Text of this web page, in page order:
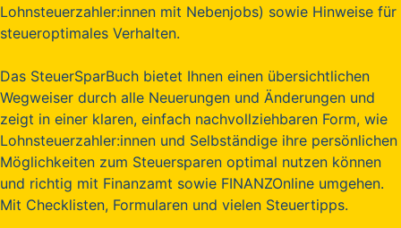
Lohnsteuerzahler:innen mit Nebenjobs) sowie Hinweise für
steueroptimales Verhalten.
Das SteuerSparBuch bietet Ihnen einen übersichtlichen
Wegweiser durch alle Neuerungen und Änderungen und
zeigt in einer klaren, einfach nachvollziehbaren Form, wie
Lohnsteuerzahler:innen und Selbständige ihre persönlichen
Möglichkeiten zum Steuersparen optimal nutzen können
und richtig mit Finanzamt sowie FINANZOnline umgehen.
Mit Checklisten, Formularen und vielen Steuertipps.